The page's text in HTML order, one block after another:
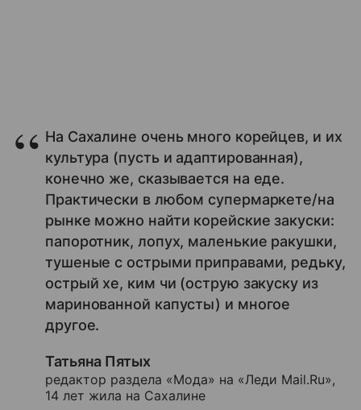
На Сахалине очень много корейцев, и их
культура (пусть и адаптированная),
конечно же, сказывается на еде.
Практически в любом супермаркете/на
рынке можно найти корейские закуски:
папоротник, лопух, маленькие ракушки,
тушеные с острыми приправами, редьку,
острый хе, ким чи (острую закуску из
маринованной капусты) и многое
другое. ​
Татьяна Пятых
редактор раздела «Мода» на «Леди Mail.Ru»,
14 лет жила на Сахалине